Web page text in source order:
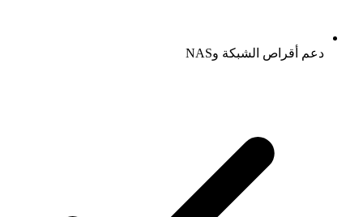
دعم أقراص الشبكة وNAS